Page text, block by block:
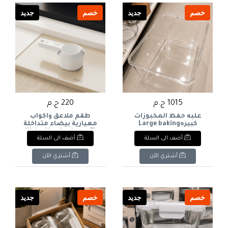
خصم جديد
1015 ج.م
علبه حفظ المخبوزات
كبيرهLarge baking
storage box
أضف الى السلة
أشتري الآن
خصم جديد
220 ج.م
طقم ملاعق وأكواب
معيارية بيضاء متداخلة
(5 قطع)White Nesting
Measuring Spoons &
Cups Set (5 Pcs)
أضف الى السلة
أشتري الآن
خصم جديد خصم جديد